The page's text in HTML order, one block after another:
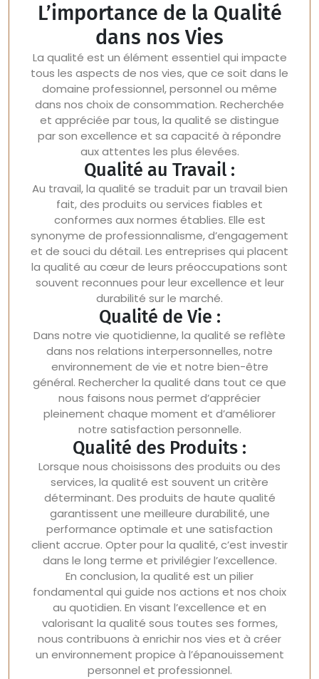
L’importance de la Qualité
dans nos Vies
La qualité est un élément essentiel qui impacte
tous les aspects de nos vies, que ce soit dans le
domaine professionnel, personnel ou même
dans nos choix de consommation. Recherchée
et appréciée par tous, la qualité se distingue
par son excellence et sa capacité à répondre
aux attentes les plus élevées.
Qualité au Travail :
Au travail, la qualité se traduit par un travail bien
fait, des produits ou services fiables et
conformes aux normes établies. Elle est
synonyme de professionnalisme, d’engagement
et de souci du détail. Les entreprises qui placent
la qualité au cœur de leurs préoccupations sont
souvent reconnues pour leur excellence et leur
durabilité sur le marché.
Qualité de Vie :
Dans notre vie quotidienne, la qualité se reflète
dans nos relations interpersonnelles, notre
environnement de vie et notre bien-être
général. Rechercher la qualité dans tout ce que
nous faisons nous permet d’apprécier
pleinement chaque moment et d’améliorer
notre satisfaction personnelle.
Qualité des Produits :
Lorsque nous choisissons des produits ou des
services, la qualité est souvent un critère
déterminant. Des produits de haute qualité
garantissent une meilleure durabilité, une
performance optimale et une satisfaction
client accrue. Opter pour la qualité, c’est investir
dans le long terme et privilégier l’excellence.
En conclusion, la qualité est un pilier
fondamental qui guide nos actions et nos choix
au quotidien. En visant l’excellence et en
valorisant la qualité sous toutes ses formes,
nous contribuons à enrichir nos vies et à créer
un environnement propice à l’épanouissement
personnel et professionnel.